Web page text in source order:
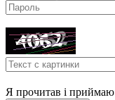
Я прочитав і приймаю